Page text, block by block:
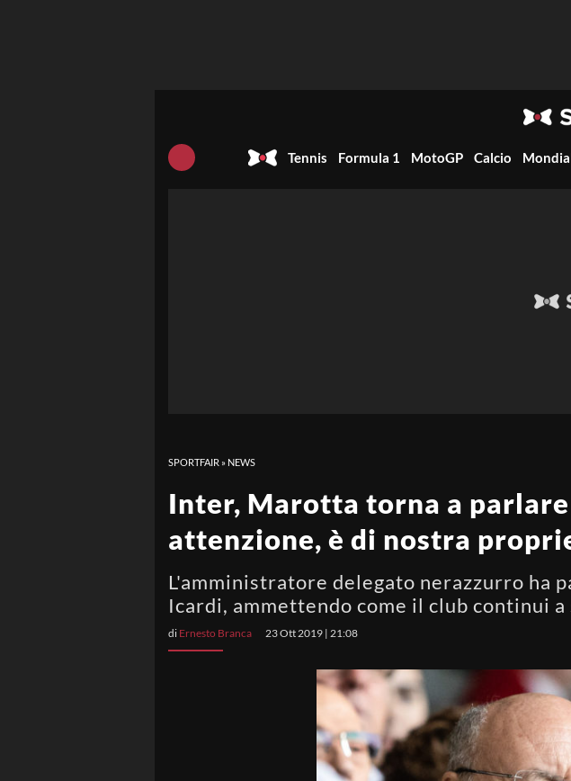
Tennis Formula 1 MotoGP Calcio
SPORTFAIR » NEWS
Inter, Marotta torna a
attenzione, è di nostra
L'amministratore delegato nerazzurro ha
Icardi, ammettendo come il club continui
di Ernesto Branca 23 Ott 2019 | 21:08